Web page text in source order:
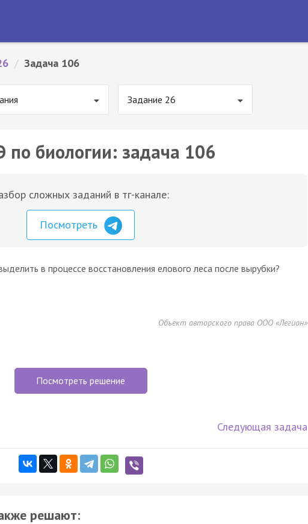
/ Задача 106
Задание 26
по биологии: задача 106
сложных заданий в тг-канале:
Посмотреть
в процессе восстановления елового леса после вырубки?
Объект авторского права ООО «Легион»
Посмотреть решение
Следующая задача
решают: